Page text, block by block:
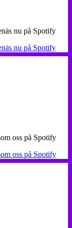
nu på Spotify
nu på Spotify
oss på Spotify
oss på Spotify